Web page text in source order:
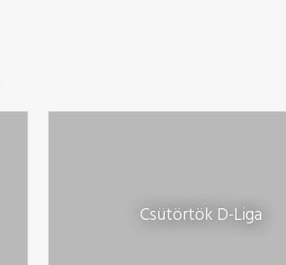
Csütörtök D-Liga